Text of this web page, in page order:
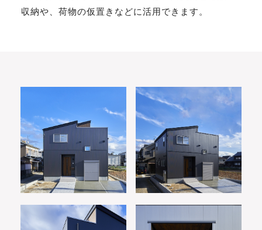
収納や、荷物の仮置きなどに活用できます。